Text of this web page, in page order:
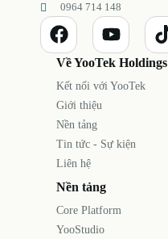
0964 714 148
Về YooTek Holdings
Kết nối với YooTek
Giới thiệu
Nền tảng
Tin tức - Sự kiện
Liên hệ
Nền tảng
Core Platform
YooStudio